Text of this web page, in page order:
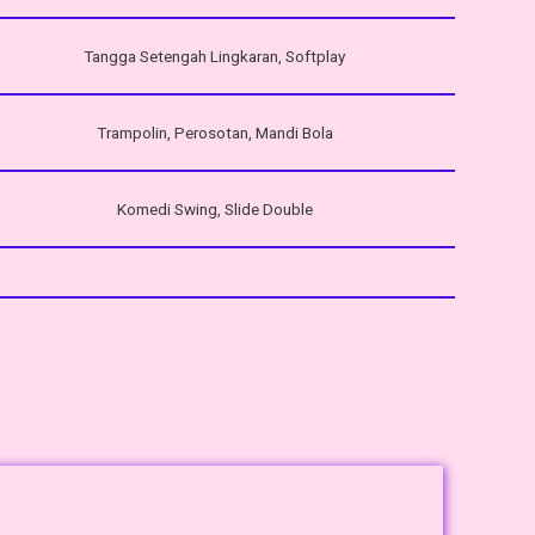
Tangga Setengah Lingkaran, Softplay
Trampolin, Perosotan, Mandi Bola
Komedi Swing, Slide Double